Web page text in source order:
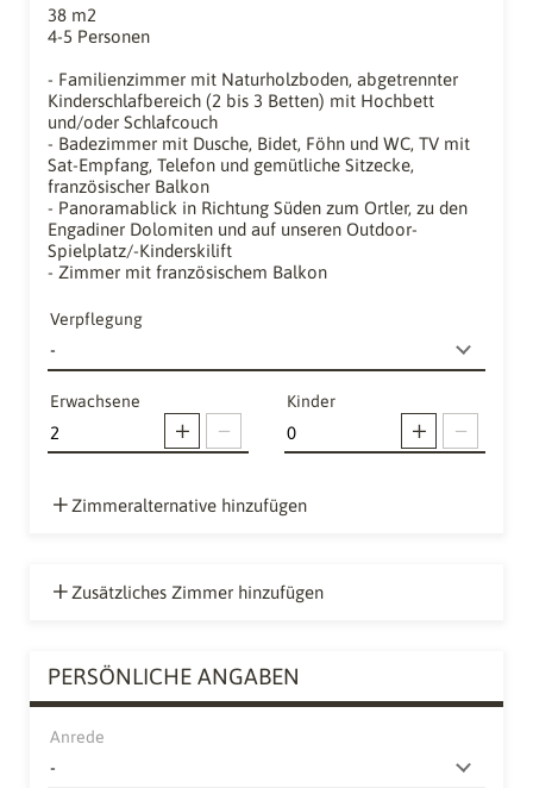
38 m2
4-5 Personen
- Familienzimmer mit Naturholzboden, abgetrennter
Kinderschlafbereich (2 bis 3 Betten) mit Hochbett
und/oder Schlafcouch
- Badezimmer mit Dusche, Bidet, Föhn und WC, TV mit
Sat-Empfang, Telefon und gemütliche Sitzecke,
französischer Balkon
- Panoramablick in Richtung Süden zum Ortler, zu den
Engadiner Dolomiten und auf unseren Outdoor-
Spielplatz/-Kinderskilift
- Zimmer mit französischem Balkon
Verpflegung
Erwachsene Kinder
Zimmeralternative hinzufügen
Zusätzliches Zimmer hinzufügen
PERSÖNLICHE ANGABEN
Anrede